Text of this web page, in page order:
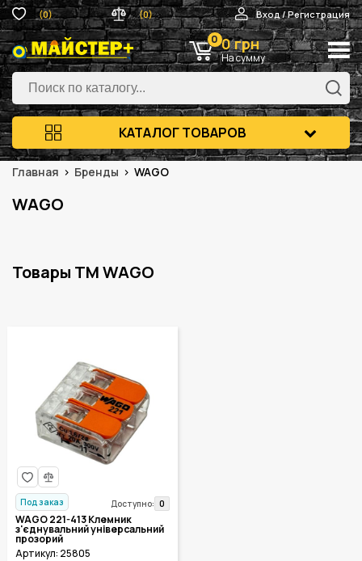
(0) (0) Вход / Регистрация
0 0 грн
На сумму
КАТАЛОГ ТОВАРОВ
Главная Бренды WAGO
WAGO
Товары ТМ WAGO
Под заказ Доступно: 0
WAGO 221-413 Клемник
з'єднувальний універсальний
прозорий
Артикул: 25805